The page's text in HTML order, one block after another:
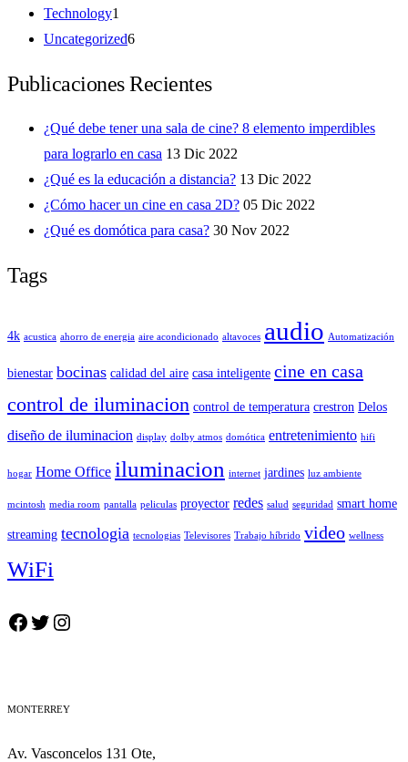
Technology1
Uncategorized6
Publicaciones Recientes
¿Qué debe tener una sala de cine? 8 elemento imperdibles
para lograrlo en casa 13 Dic 2022
¿Qué es la educación a distancia? 13 Dic 2022
¿Cómo hacer un cine en casa 2D? 05 Dic 2022
¿Qué es domótica para casa? 30 Nov 2022
Tags
4k acustica ahorro de energia aire acondicionado altavoces audio Automatización
bienestar bocinas calidad del aire casa inteligente cine en casa
control de iluminacion control de temperatura crestron Delos
diseño de iluminacion display dolby atmos domótica entretenimiento hifi
hogar Home Office iluminacion internet jardines luz ambiente
mcintosh media room pantalla peliculas proyector redes salud seguridad smart home
streaming tecnologia tecnologias Televisores Trabajo híbrido video wellness
WiFi
Facebook
Twitter
Instagram
MONTERREY
Av. Vasconcelos 131 Ote,